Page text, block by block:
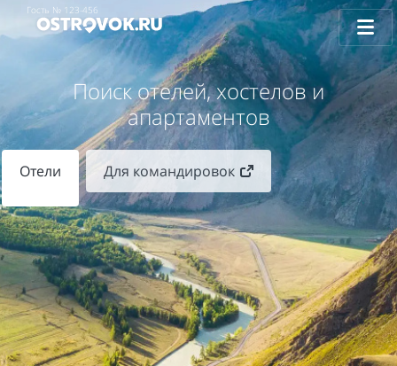
Гость № 123-456
Поиск отелей, хостелов и
апартаментов
Отели Для командировок